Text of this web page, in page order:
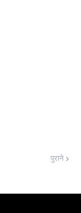
पुराने